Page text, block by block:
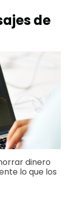
de
dinero
lo que los